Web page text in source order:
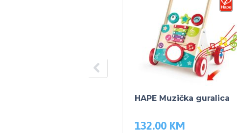
HAPE Muzička guralica
132.00 KM